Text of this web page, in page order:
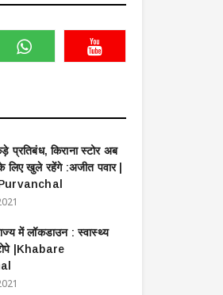
प्रतिबंध, किराना स्टोर अब
खुले रहेंगे :अजीत पवार |
में लॉकडाउन : स्वास्थ्य
|Khabare